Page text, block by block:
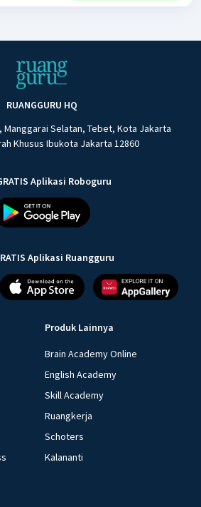
RUANGGURU HQ
Manggarai Selatan, Tebet, Kota Jakarta
Khusus Ibukota Jakarta 12860
Aplikasi Roboguru
Aplikasi Ruangguru
Produk Lainnya
Brain Academy Online
English Academy
Skill Academy
Ruangkerja
Schoters
Kalananti